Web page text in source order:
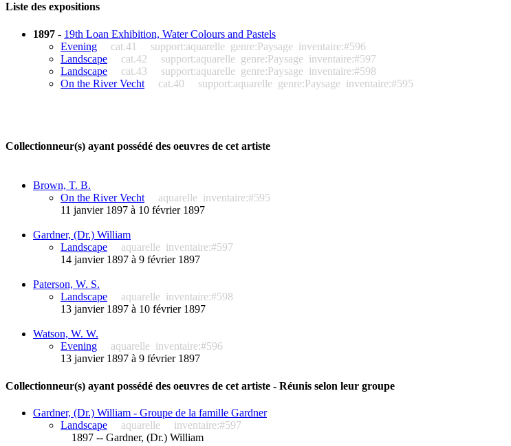
Liste des expositions
1897 - 19th Loan Exhibition, Water Colours and Pastels
Evening
cat.41 support:aquarelle genre:Paysage inventaire:#596
Landscape
cat.42 support:aquarelle genre:Paysage inventaire:#597
Landscape
cat.43 support:aquarelle genre:Paysage inventaire:#598
On the River Vecht
cat.40 support:aquarelle genre:Paysage inventaire:#595
Collectionneur(s) ayant possédé des oeuvres de cet artiste
Brown, T. B.
On the River Vecht
aquarelle inventaire:#595
11 janvier 1897 à 10 février 1897
Gardner, (Dr.) William
Landscape
aquarelle inventaire:#597
14 janvier 1897 à 9 février 1897
Paterson, W. S.
Landscape
aquarelle inventaire:#598
13 janvier 1897 à 10 février 1897
Watson, W. W.
Evening
aquarelle inventaire:#596
13 janvier 1897 à 9 février 1897
Collectionneur(s) ayant possédé des oeuvres de cet artiste - Réunis selon leur groupe
Gardner, (Dr.) William - Groupe de la famille Gardner
Landscape
aquarelle
inventaire:#597
1897 -- Gardner, (Dr.) William